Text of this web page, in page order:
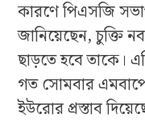
কারণে পিএসজি
জানিয়েছেন, চুক্তি
ছাড়তে হবে তাকে।
গত সোমবার
ইউরোর প্রস্তাব